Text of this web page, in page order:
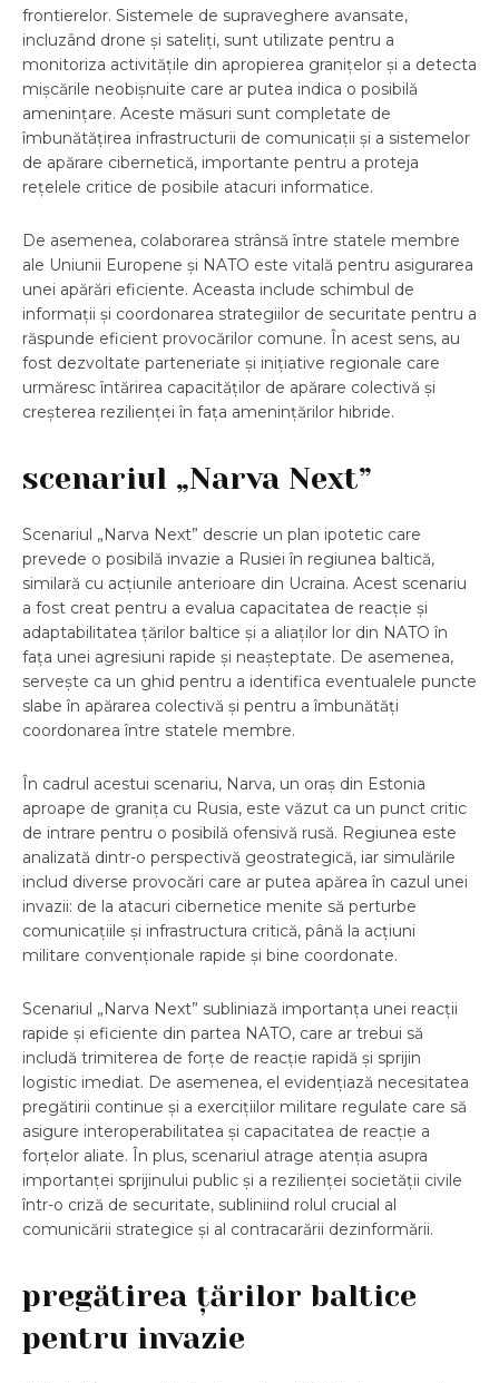
frontierelor. Sistemele de supraveghere avansate,
incluzând drone și sateliți, sunt utilizate pentru a
monitoriza activitățile din apropierea granițelor și a detecta
mișcările neobișnuite care ar putea indica o posibilă
amenințare. Aceste măsuri sunt completate de
îmbunătățirea infrastructurii de comunicații și a sistemelor
de apărare cibernetică, importante pentru a proteja
rețelele critice de posibile atacuri informatice.
De asemenea, colaborarea strânsă între statele membre
ale Uniunii Europene și NATO este vitală pentru asigurarea
unei apărări eficiente. Aceasta include schimbul de
informații și coordonarea strategiilor de securitate pentru a
răspunde eficient provocărilor comune. În acest sens, au
fost dezvoltate parteneriate și inițiative regionale care
urmăresc întărirea capacităților de apărare colectivă și
creșterea rezilienței în fața amenințărilor hibride.
scenariul „Narva Next”
Scenariul „Narva Next” descrie un plan ipotetic care
prevede o posibilă invazie a Rusiei în regiunea baltică,
similară cu acțiunile anterioare din Ucraina. Acest scenariu
a fost creat pentru a evalua capacitatea de reacție și
adaptabilitatea țărilor baltice și a aliaților lor din NATO în
fața unei agresiuni rapide și neașteptate. De asemenea,
servește ca un ghid pentru a identifica eventualele puncte
slabe în apărarea colectivă și pentru a îmbunătăți
coordonarea între statele membre.
În cadrul acestui scenariu, Narva, un oraș din Estonia
aproape de granița cu Rusia, este văzut ca un punct critic
de intrare pentru o posibilă ofensivă rusă. Regiunea este
analizată dintr-o perspectivă geostrategică, iar simulările
includ diverse provocări care ar putea apărea în cazul unei
invazii: de la atacuri cibernetice menite să perturbe
comunicațiile și infrastructura critică, până la acțiuni
militare convenționale rapide și bine coordonate.
Scenariul „Narva Next” subliniază importanța unei reacții
rapide și eficiente din partea NATO, care ar trebui să
includă trimiterea de forțe de reacție rapidă și sprijin
logistic imediat. De asemenea, el evidențiază necesitatea
pregătirii continue și a exercițiilor militare regulate care să
asigure interoperabilitatea și capacitatea de reacție a
forțelor aliate. În plus, scenariul atrage atenția asupra
importanței sprijinului public și a rezilienței societății civile
într-o criză de securitate, subliniind rolul crucial al
comunicării strategice și al contracarării dezinformării.
pregătirea țărilor baltice
pentru invazie